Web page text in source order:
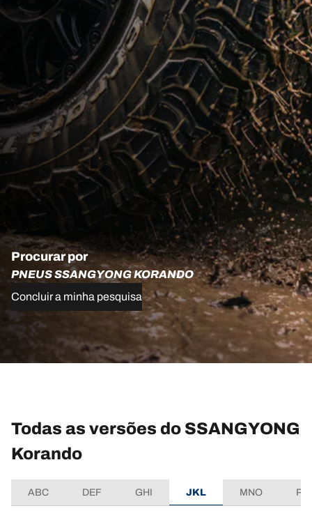
Procurar por
PNEUS SSANGYONG KORANDO
Concluir a minha pesquisa
Todas as versões do SSANGYONG
Korando
ABC DEF GHI JKL MNO